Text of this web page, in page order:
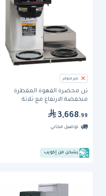
غير متوفر
بَن محضّرة القهوة المقطرة
منخفضة الارتفاع مع ثلاثة
3,668.99
توصيل مجاني
يشحن من إكويب